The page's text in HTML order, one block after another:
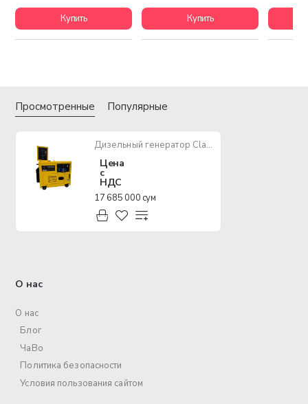
Купить Купить
Просмотренные Популярные
Дизельный генератор Classic Motor CLD 6500 SEA ATS
Цена
с
НДС
17 685 000 сум
О нас
О нас
Блог
ЧаВо
Политика безопасности
Условия пользования сайтом